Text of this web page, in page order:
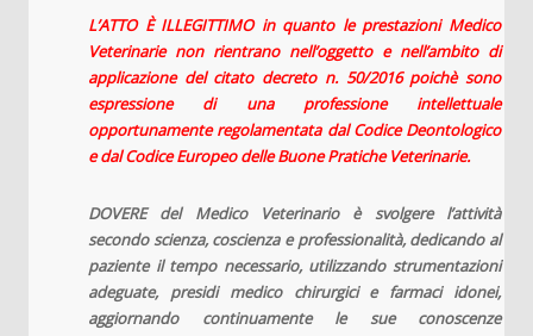
L’ATTO È ILLEGITTIMO in quanto le prestazioni Medico
Veterinarie non rientrano nell’oggetto e nell’ambito di
applicazione del citato decreto n. 50/2016 poichè sono
espressione di una professione intellettuale
opportunamente regolamentata dal Codice Deontologico
e dal Codice Europeo delle Buone Pratiche Veterinarie.
DOVERE del Medico Veterinario è svolgere l’attività
secondo scienza, coscienza e professionalità, dedicando al
paziente il tempo necessario, utilizzando strumentazioni
adeguate, presidi medico chirurgici e farmaci idonei,
aggiornando continuamente le sue conoscenze